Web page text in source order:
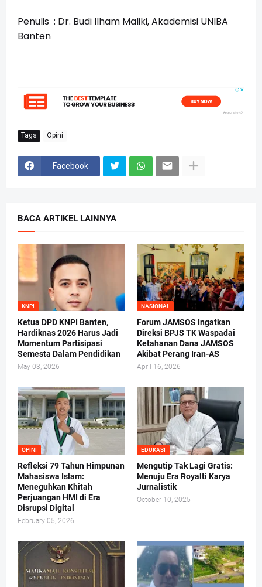
Penulis : Dr. Budi Ilham Maliki, Akademisi UNIBA
Banten
Tags Opini
Facebook
BACA ARTIKEL LAINNYA
KNPI
Ketua DPD KNPI Banten,
Hardiknas 2026 Harus Jadi
Momentum Partisipasi
Semesta Dalam Pendidikan
May 03, 2026
NASIONAL
Forum JAMSOS Ingatkan
Direksi BPJS TK Waspadai
Ketahanan Dana JAMSOS
Akibat Perang Iran-AS
April 16, 2026
OPINI
Refleksi 79 Tahun Himpunan
Mahasiswa Islam:
Meneguhkan Khitah
Perjuangan HMI di Era
Disrupsi Digital
February 05, 2026
EDUKASI
Mengutip Tak Lagi Gratis:
Menuju Era Royalti Karya
Jurnalistik
October 10, 2025